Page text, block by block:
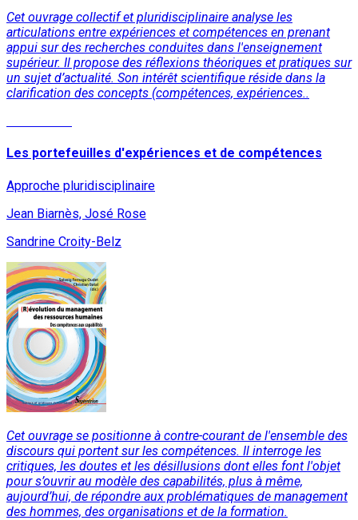
Cet ouvrage collectif et pluridisciplinaire analyse les
articulations entre expériences et compétences en prenant
appui sur des recherches conduites dans l'enseignement
supérieur. Il propose des réflexions théoriques et pratiques sur
un sujet d’actualité. Son intérêt scientifique réside dans la
clarification des concepts (compétences, expériences..
Les portefeuilles d'expériences et de compétences
Approche pluridisciplinaire
Jean Biarnès, José Rose
Sandrine Croity-Belz
Cet ouvrage se positionne à contre-courant de l'ensemble des
discours qui portent sur les compétences. Il interroge les
critiques, les doutes et les désillusions dont elles font l'objet
pour s’ouvrir au modèle des capabilités, plus à même,
aujourd’hui, de répondre aux problématiques de management
des hommes, des organisations et de la formation.